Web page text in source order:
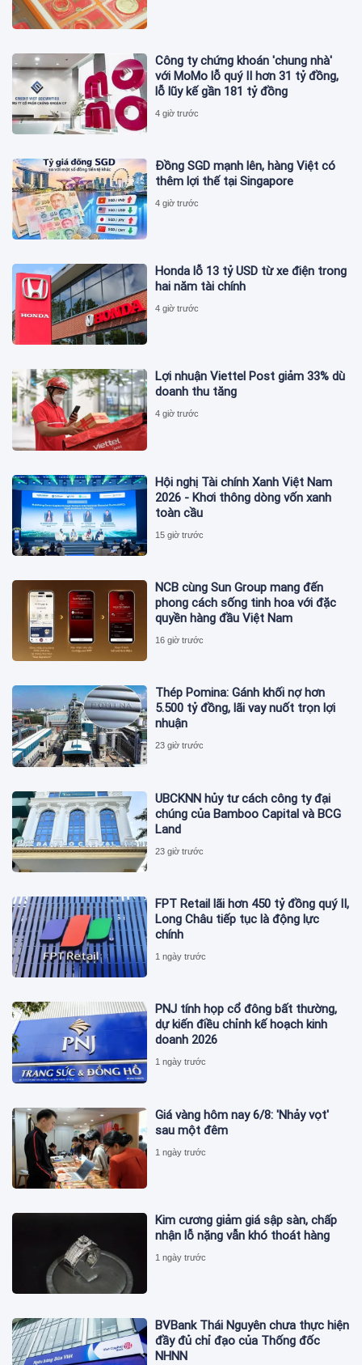
Công ty chứng khoán 'chung nhà'
với MoMo lỗ quý II hơn 31 tỷ đồng,
lỗ lũy kế gần 181 tỷ đồng
4 giờ trước
Đồng SGD mạnh lên, hàng Việt có
thêm lợi thế tại Singapore
4 giờ trước
Honda lỗ 13 tỷ USD từ xe điện trong
hai năm tài chính
4 giờ trước
Lợi nhuận Viettel Post giảm 33% dù
doanh thu tăng
4 giờ trước
Hội nghị Tài chính Xanh Việt Nam
2026 - Khơi thông dòng vốn xanh
toàn cầu
15 giờ trước
NCB cùng Sun Group mang đến
phong cách sống tinh hoa với đặc
quyền hàng đầu Việt Nam
16 giờ trước
Thép Pomina: Gánh khối nợ hơn
5.500 tỷ đồng, lãi vay nuốt trọn lợi
nhuận
23 giờ trước
UBCKNN hủy tư cách công ty đại
chúng của Bamboo Capital và BCG
Land
23 giờ trước
FPT Retail lãi hơn 450 tỷ đồng quý II,
Long Châu tiếp tục là động lực
chính
1 ngày trước
PNJ tính họp cổ đông bất thường,
dự kiến điều chỉnh kế hoạch kinh
doanh 2026
1 ngày trước
Giá vàng hôm nay 6/8: 'Nhảy vọt'
sau một đêm
1 ngày trước
Kim cương giảm giá sập sàn, chấp
nhận lỗ nặng vẫn khó thoát hàng
1 ngày trước
BVBank Thái Nguyên chưa thực hiện
đầy đủ chỉ đạo của Thống đốc
NHNN